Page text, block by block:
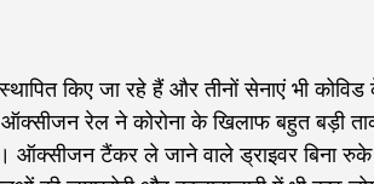
किए जा रहे हैं और तीनों सेनाएं भी कोविड
रेल ने कोरोना के खिलाफ बहुत बड़ी
ऑक्सीजन टैंकर ले जाने वाले ड्राइवर बिना रुके